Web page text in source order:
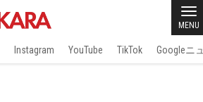
MENU
Instagram YouTube TikTok Googleニ